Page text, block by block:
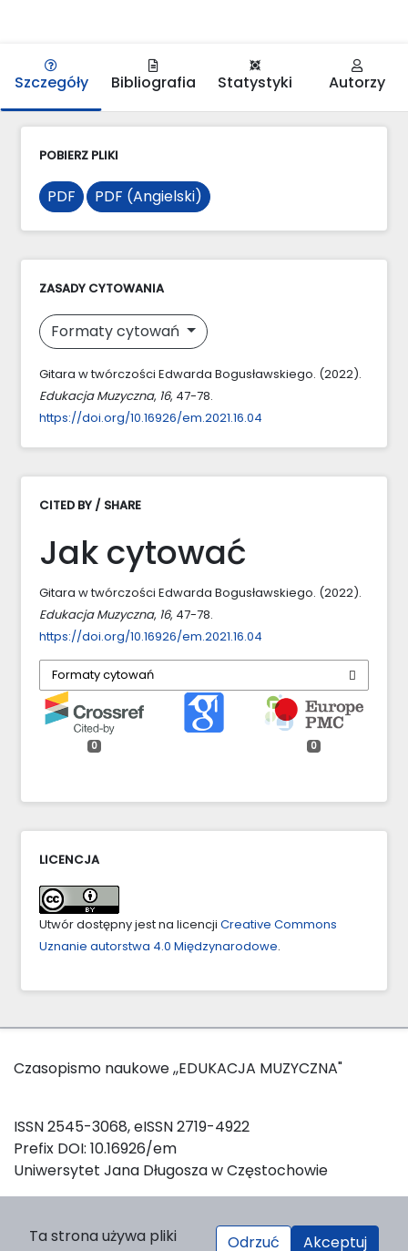
Szczegóły Bibliografia Statystyki Autorzy
POBIERZ PLIKI
PDF PDF (Angielski)
ZASADY CYTOWANIA
Formaty cytowań
Gitara w twórczości Edwarda Bogusławskiego. (2022).
Edukacja Muzyczna, 16, 47-78.
https://doi.org/10.16926/em.2021.16.04
CITED BY / SHARE
Jak cytować
Gitara w twórczości Edwarda Bogusławskiego. (2022).
Edukacja Muzyczna, 16, 47-78.
https://doi.org/10.16926/em.2021.16.04
Formaty cytowań
0 0
LICENCJA
Utwór dostępny jest na licencji Creative Commons
Uznanie autorstwa 4.0 Międzynarodowe.
Czasopismo naukowe ,,EDUKACJA MUZYCZNA"
ISSN 2545-3068, eISSN 2719-4922
Prefix DOI: 10.16926/em
Uniwersytet Jana Długosza w Częstochowie
W celu zainicjowania oraz utrzymania sesji logowania, a
Ta strona używa pliki
Odrzuć Akceptuj